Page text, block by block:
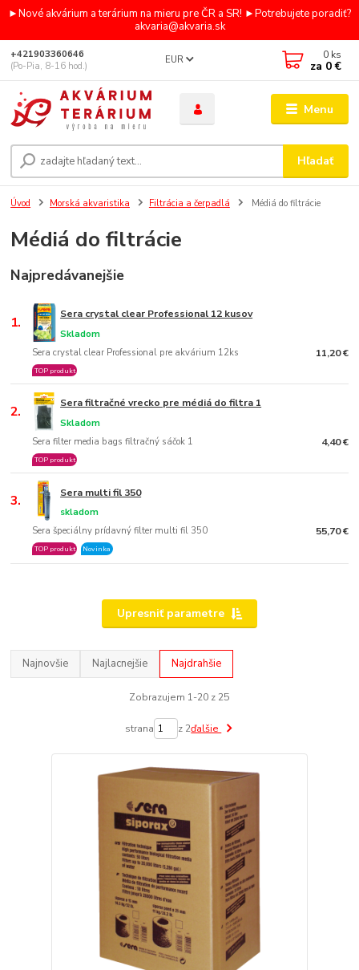
►Nové akvárium a terárium na mieru pre ČR a SR! ►Potrebujete poradiť?
akvaria@akvaria.sk
Menu
EUR
Hľadať
+421903360646
(Po-Pia, 8-16 hod.)
0 ks
za 0 €
Úvod Morská akvaristika Filtrácia a čerpadlá Médiá do filtrácie
Médiá do filtrácie
Najpredávanejšie
1. Sera crystal clear Professional 12 kusov
Sera crystal clear Professional pre akvárium 12ks
Skladom
TOP produkt
11,20 €
2. Sera filtračné vrecko pre médiá do filtra 1
Sera filter media bags filtračný sáčok 1
Skladom
TOP produkt
4,40 €
3. Sera multi fil 350
Sera špeciálny prídavný filter multi fil 350
skladom
TOP produkt Novinka
55,70 €
Upresniť parametre
Najnovšie Najlacnejšie Najdrahšie
Zobrazujem 1-20 z 25
strana z 2ďalšie